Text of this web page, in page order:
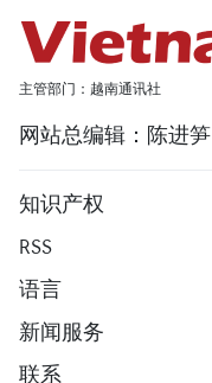
主管部门：越南通讯社
网站总编辑：陈进笋
知识产权
RSS
语言
新闻服务
联系